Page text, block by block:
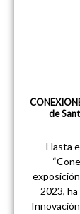
de
Hasta
2023,